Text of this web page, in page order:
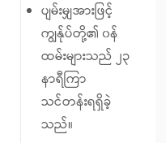
ပျမ်းမျှအားဖြင့်
ကျွန်ုပ်တို့၏ ၀န်
ထမ်းများသည် ၂၃
နာရီကြာ
သင်တန်းရရှိခဲ့
သည်။